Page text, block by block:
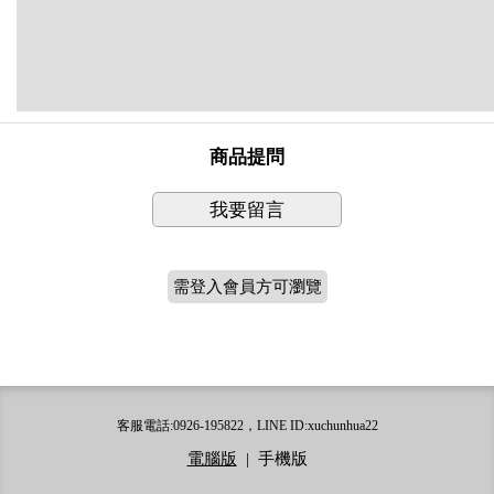
商品提問
我要留言
需登入會員方可瀏覽
客服電話:0926-195822，LINE ID:xuchunhua22
電腦版 | 手機版